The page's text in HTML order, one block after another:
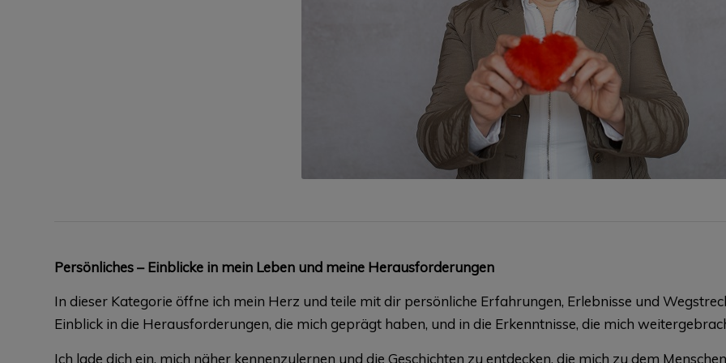
Persönliches – Einblicke in mein Leben und meine Herausforderungen
In dieser Kategorie öffne ich mein Herz und teile mit dir persönliche Erfahrungen, Erlebnisse und
Einblick in die Herausforderungen, die mich geprägt haben, und in die Erkenntnisse, die mich
Ich lade dich ein, mich näher kennenzulernen und die Geschichten zu entdecken, die mich zu dem